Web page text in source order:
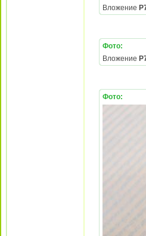
Вложение
Фото:
Вложение
Фото: